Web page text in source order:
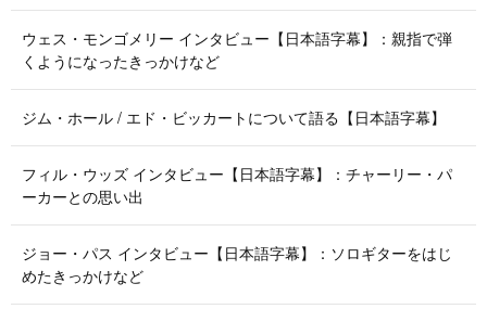
ウェス・モンゴメリー インタビュー【日本語字幕】：親指で弾
くようになったきっかけなど
ジム・ホール / エド・ビッカートについて語る【日本語字幕】
フィル・ウッズ インタビュー【日本語字幕】：チャーリー・パ
ーカーとの思い出
ジョー・パス インタビュー【日本語字幕】：ソロギターをはじ
めたきっかけなど